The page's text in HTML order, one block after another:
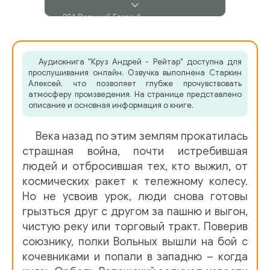
004 Вольный Глава 4
005 Вольный Глава 5
006 Вольный Глава 6
007 Вольный Глава 7
008 Вольный Глава 8
009 Вольный Глава 9
010 Наемник Глава 1
011 Сон
012 Наемник Глава 2
013 Наемник Глава 3
014 Наемник Глава 4
Аудиокнига "Круз Андрей - Рейтар" доступна для
прослушивания онлайн. Озвучка выполнена Старкин
Алексей, что позволяет глубже прочувствовать
атмосферу произведения. На странице представлено
описание и основная информация о книге.
Века назад по этим землям прокатилась
страшная война, почти истребившая
людей и отбросившая тех, кто выжил, от
космических ракет к тележному колесу.
Но не усвоив урок, люди снова готовы
грызться друг с другом за пашню и выгон,
чистую реку или торговый тракт. Поверив
союзнику, полки Вольных вышли на бой с
кочевниками и попали в западню – когда